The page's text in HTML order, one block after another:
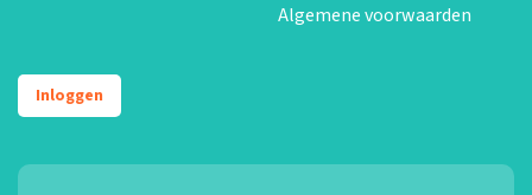
Algemene voorwaarden
Inloggen